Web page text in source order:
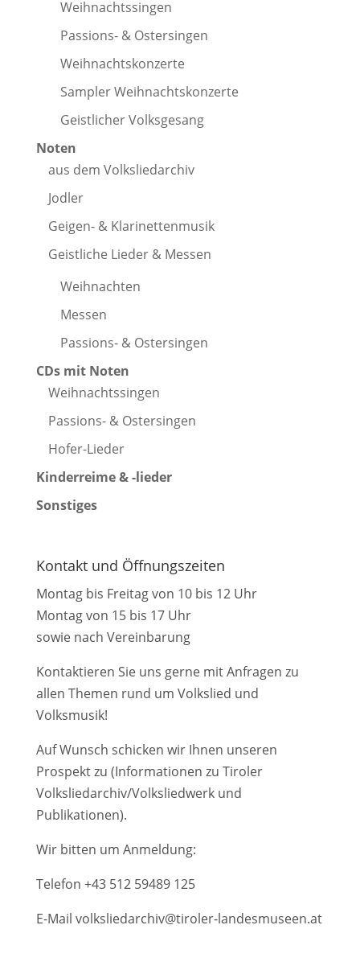
Weihnachtssingen
Passions- & Ostersingen
Weihnachtskonzerte
Sampler Weihnachtskonzerte
Geistlicher Volksgesang
Noten
aus dem Volksliedarchiv
Jodler
Geigen- & Klarinettenmusik
Geistliche Lieder & Messen
Weihnachten
Messen
Passions- & Ostersingen
CDs mit Noten
Weihnachtssingen
Passions- & Ostersingen
Hofer-Lieder
Kinderreime & -lieder
Sonstiges
Kontakt und Öffnungszeiten
Montag bis Freitag von 10 bis 12 Uhr
Montag von 15 bis 17 Uhr
sowie nach Vereinbarung
Kontaktieren Sie uns gerne mit Anfragen zu
allen Themen rund um Volkslied und
Volksmusik!
Auf Wunsch schicken wir Ihnen unseren
Prospekt zu (Informationen zu Tiroler
Volksliedarchiv/Volksliedwerk und
Publikationen).
Wir bitten um Anmeldung:
Telefon +43 512 59489 125
E-Mail volksliedarchiv@tiroler-landesmuseen.at